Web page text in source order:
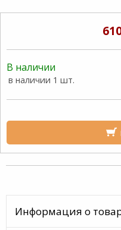
В наличии
в наличии 1 шт.
Информация о